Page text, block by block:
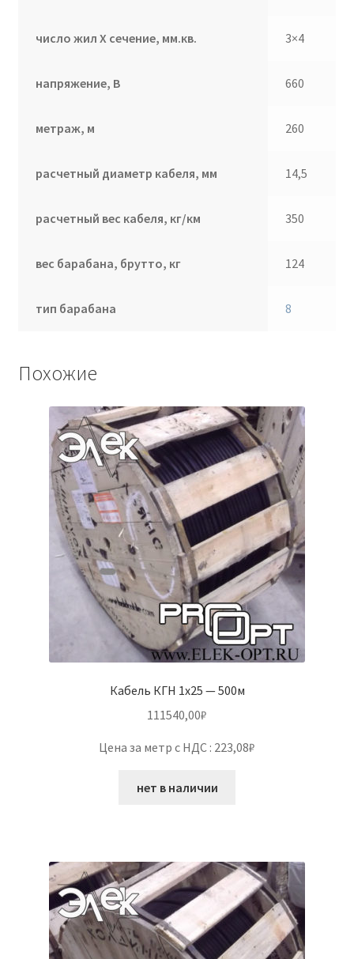
число жил Х сечение, мм.кв. 3×4
напряжение, В 660
метраж, м 260
расчетный диаметр кабеля, мм 14,5
расчетный вес кабеля, кг/км 350
вес барабана, брутто, кг 124
тип барабана 8
Похожие
Кабель КГН 1х25 — 500м
111540,00₽
Цена за метр с НДС : 223,08₽
нет в наличии